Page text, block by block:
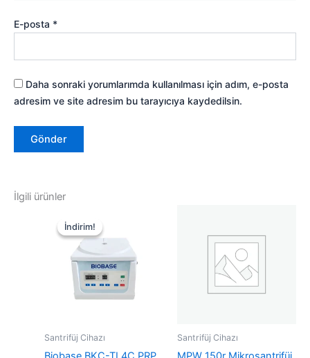
E-posta *
Daha sonraki yorumlarımda kullanılması için adım, e-posta
adresim ve site adresim bu tarayıcıya kaydedilsin.
İlgili ürünler
İndirim!
İndirim!
Santrifüj Cihazı Santrifüj Cihazı